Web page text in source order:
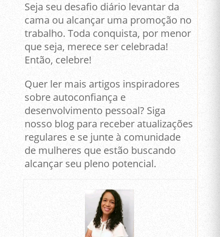
Seja seu desafio diário levantar da
cama ou alcançar uma promoção no
trabalho. Toda conquista, por menor
que seja, merece ser celebrada!
Então, celebre!
Quer ler mais artigos inspiradores
sobre autoconfiança e
desenvolvimento pessoal? Siga
nosso blog para receber atualizações
regulares e se junte à comunidade
de mulheres que estão buscando
alcançar seu pleno potencial.